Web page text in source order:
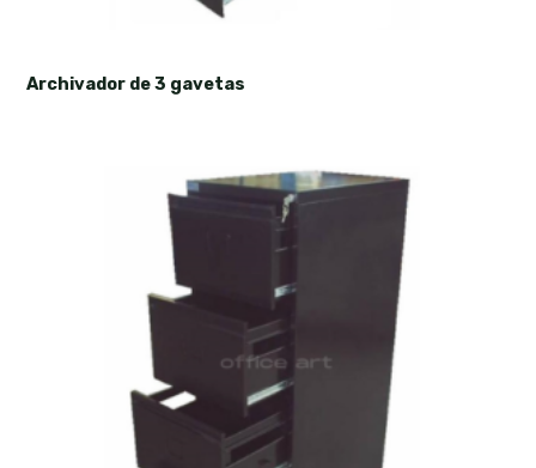
Archivador de 3 gavetas